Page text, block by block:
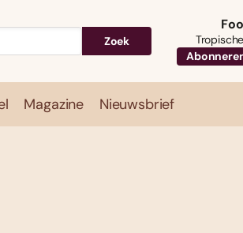
Zoek
Magazine Nieuwsbrief